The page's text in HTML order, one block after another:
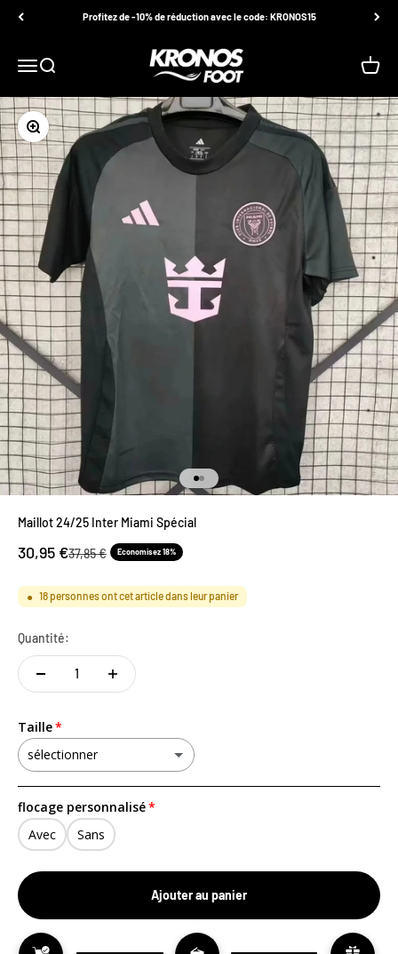
Profitez de -10% de réduction avec le code: KRONOS15
Ouvrir la navigation
Ouvrir la recherche
kronosfoot
Voir le
Zoomer sur l'image
Aller à l'élément 1
Aller à l'élément 2
Maillot 24/25 Inter Miami Spécial
30,95 €37,85 € Economisez 18%
● 18 personnes ont cet article dans leur panier
Quantité:
Taille
sélectionner
M
L
XL
flocage personnalisé
Avec
Sans
Ajouter au panier